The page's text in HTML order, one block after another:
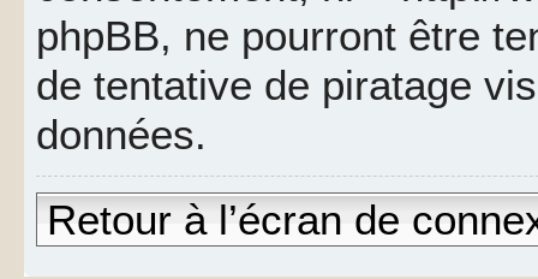
phpBB, ne pourront être
de tentative de piratage
données.
Retour à l’écran de